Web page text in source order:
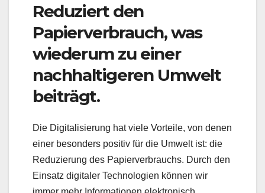
Reduziert den
Papierverbrauch, was
wiederum zu einer
nachhaltigeren Umwelt
beiträgt.
Die Digitalisierung hat viele Vorteile, von denen
einer besonders positiv für die Umwelt ist: die
Reduzierung des Papierverbrauchs. Durch den
Einsatz digitaler Technologien können wir